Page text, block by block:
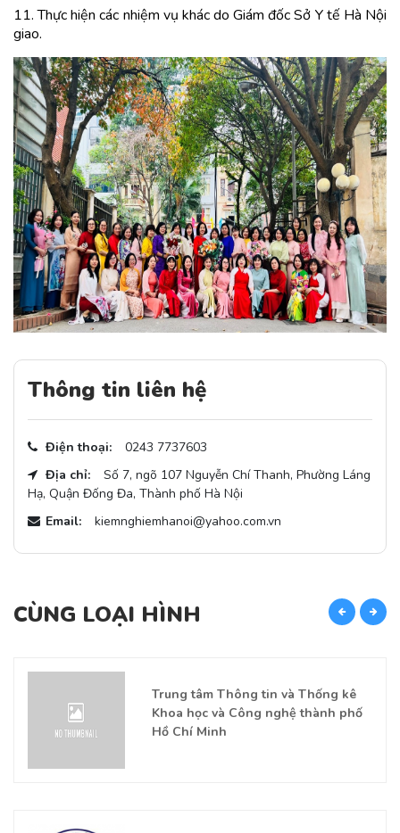
11. Thực hiện các nhiệm vụ khác do Giám đốc Sở Y tế Hà Nội
giao.
Thông tin liên hệ
Điện thoại:
0243 7737603
Địa chỉ:
Số 7, ngõ 107 Nguyễn Chí Thanh, Phường Láng
Hạ, Quận Đống Đa, Thành phố Hà Nội
Email:
kiemnghiemhanoi@yahoo.com.vn
CÙNG LOẠI HÌNH
Trung tâm Thông tin và Thống kê
Khoa học và Công nghệ thành phố
Hồ Chí Minh